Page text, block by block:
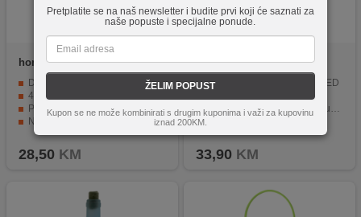
Pretplatite se na naš newsletter i budite prvi koji će saznati za
naše popuste i specijalne ponude.
ŽELIM POPUST
Kupon se ne može kombinirati s drugim kuponima i važi za kupovinu
iznad 200KM.
home HTT 40
Dekorativna LED rasvjeta za Halloween.
40 orange LED svjetiljki za sjajni efekt.
Presavljive grane prilagođene Vašim željama.
Napajanje pomoću 3 AA baterije.
Dimenzije stabla 100x100x700mm.
28,50 KM
home ML 10 GLOBE
10 staklenih žarulja sa 50 LED
Napajanje baterijama (nije uključeno)
Idealno za unutarnju uporabu
33,90 KM